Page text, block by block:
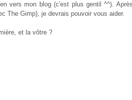
vers mon blog (c'est plus gentil ^^).
The Gimp), je devrais pouvoir vous aider.
et la vôtre ?